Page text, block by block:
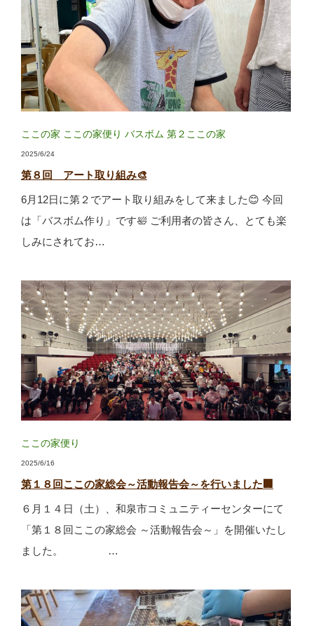
ここの家 ここの家便り バスボム 第２ここの家
2025/6/24
第８回 アート取り組み🎨
6月12日に第２でアート取り組みをして来ました😊 今回
は「バスボム作り」です🛀 ご利用者の皆さん、とても楽
しみにされてお…
ここの家便り
2025/6/16
第１８回ここの家総会～活動報告会～を行いました🏢
６月１４日（土）、和泉市コミュニティーセンターにて
「第１８回ここの家総会 ～活動報告会～」を開催いたし
ました。 …